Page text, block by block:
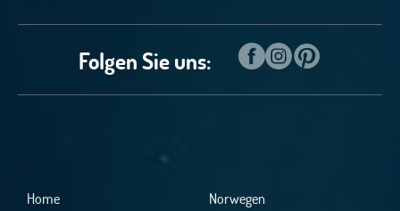
Folgen Sie uns:
Home
Norwegen